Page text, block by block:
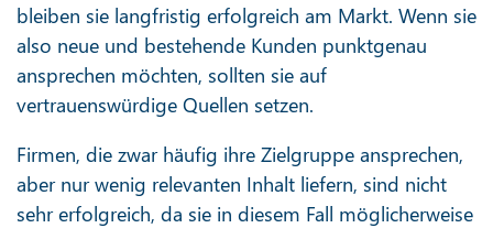
bleiben sie langfristig erfolgreich am Markt. Wenn sie
also neue und bestehende Kunden punktgenau
ansprechen möchten, sollten sie auf
vertrauenswürdige Quellen setzen.
Firmen, die zwar häufig ihre Zielgruppe ansprechen,
aber nur wenig relevanten Inhalt liefern, sind nicht
sehr erfolgreich, da sie in diesem Fall möglicherweise